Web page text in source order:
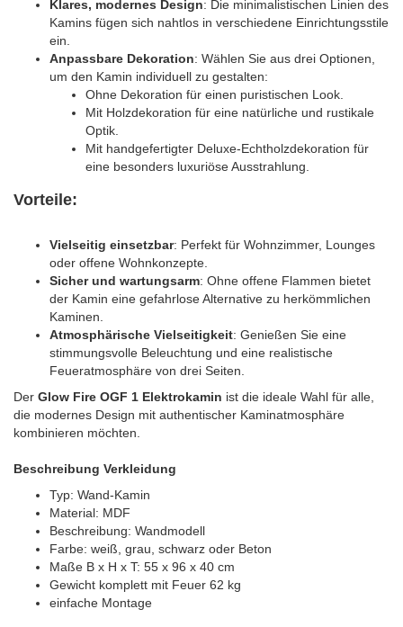
Klares, modernes Design: Die minimalistischen Linien des
Kamins fügen sich nahtlos in verschiedene Einrichtungsstile
ein.
Anpassbare Dekoration: Wählen Sie aus drei Optionen,
um den Kamin individuell zu gestalten:
Ohne Dekoration für einen puristischen Look.
Mit Holzdekoration für eine natürliche und rustikale
Optik.
Mit handgefertigter Deluxe-Echtholzdekoration für
eine besonders luxuriöse Ausstrahlung.
Vorteile:
Vielseitig einsetzbar: Perfekt für Wohnzimmer, Lounges
oder offene Wohnkonzepte.
Sicher und wartungsarm: Ohne offene Flammen bietet
der Kamin eine gefahrlose Alternative zu herkömmlichen
Kaminen.
Atmosphärische Vielseitigkeit: Genießen Sie eine
stimmungsvolle Beleuchtung und eine realistische
Feueratmosphäre von drei Seiten.
Der Glow Fire OGF 1 Elektrokamin ist die ideale Wahl für alle,
die modernes Design mit authentischer Kaminatmosphäre
kombinieren möchten.
Beschreibung Verkleidung
Typ: Wand-Kamin
Material: MDF
Beschreibung: Wandmodell
Farbe: weiß, grau, schwarz oder Beton
Maße B x H x T: 55 x 96 x 40 cm
Gewicht komplett mit Feuer 62 kg
einfache Montage